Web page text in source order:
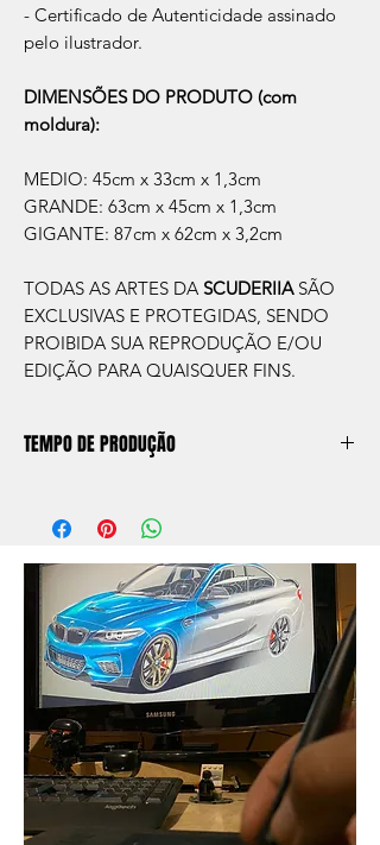
- Certificado de Autenticidade assinado
pelo ilustrador.
DIMENSÕES DO PRODUTO (com
moldura):
MEDIO: 45cm x 33cm x 1,3cm
GRANDE: 63cm x 45cm x 1,3cm
GIGANTE: 87cm x 62cm x 3,2cm
TODAS AS ARTES DA SCUDERIIA SÃO
EXCLUSIVAS E PROTEGIDAS, SENDO
PROIBIDA SUA REPRODUÇÃO E/OU
EDIÇÃO PARA QUAISQUER FINS.
TEMPO DE PRODUÇÃO
aprox. 5 dias úteis, após a confirmação de
compra.
Após a produçao, seguimos com o envio
no endereço que nos for informado na
compra ou disponibilizaremos para retirada
caso seja sua opção de compra.